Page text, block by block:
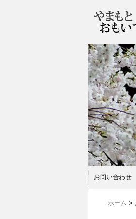
お問い合わせ
ホーム >